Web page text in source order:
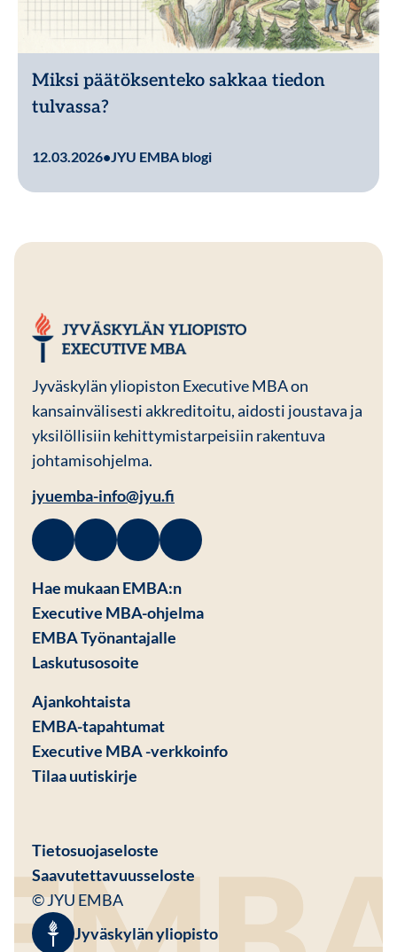
Miksi päätöksenteko sakkaa tiedon
tulvassa?
12.03.2026• JYU EMBA blogi
Jyväskylän yliopiston Executive MBA on
kansainvälisesti akkreditoitu, aidosti joustava ja
yksilöllisiin kehittymistarpeisiin rakentuva
johtamisohjelma.
jyuemba-info@jyu.fi
Facebook
Avautuu uuteen ikkunaan
Linkedin
Avautuu uuteen ikkunaan
Instagram
Avautuu uuteen ikkunaan
Youtube
Avautuu uuteen ikkunaan
Hae mukaan EMBA:n
Executive MBA-ohjelma
EMBA Työnantajalle
Laskutusosoite
Ajankohtaista
EMBA-tapahtumat
Executive MBA -verkkoinfo
Tilaa uutiskirje
© JYU EMBA
Tietosuojaseloste
Saavutettavuusseloste
Jyväskylän yliopisto
Avautuu uuteen ikkunaan